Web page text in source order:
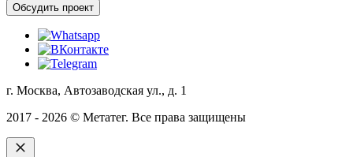
Обсудить проект
г. Москва, Автозаводская ул., д. 1
2017 - 2026 © Метатег. Все права защищены